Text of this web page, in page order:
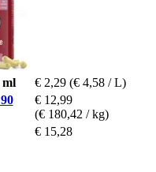
ml € 2,29 (€ 4,58 / L)
€ 12,99
(€ 180,42 / kg)
€ 15,28